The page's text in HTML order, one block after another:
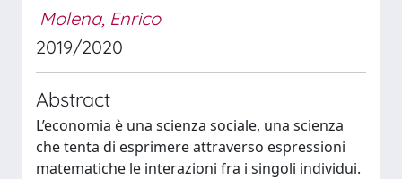
Molena, Enrico
2019/2020
Abstract
L’economia è una scienza sociale, una scienza
che tenta di esprimere attraverso espressioni
matematiche le interazioni fra i singoli individui.